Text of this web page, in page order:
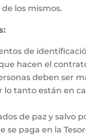
los mismos.
de
hacen el
deben ser
lo tanto están en
de paz y salvo
se paga en la